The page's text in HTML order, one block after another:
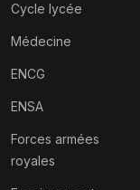
Cycle lycée
Médecine
ENCG
ENSA
Forces armées
royales